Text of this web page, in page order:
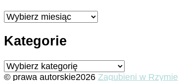
Archiwa
Kategorie
Kategorie
© prawa autorskie2026 Zagubieni w Rzymie